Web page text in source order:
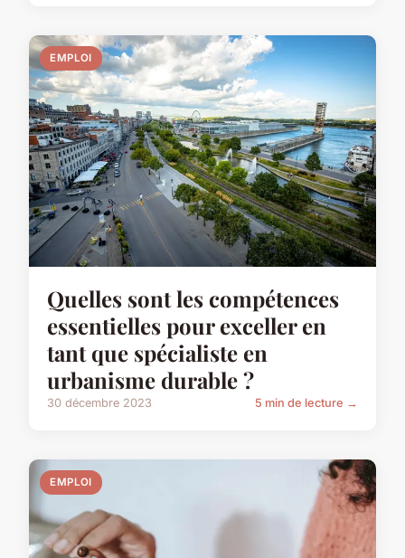
EMPLOI
Quelles sont les compétences
essentielles pour exceller en
tant que spécialiste en
urbanisme durable ?
30 décembre 2023 5 min de lecture →
EMPLOI